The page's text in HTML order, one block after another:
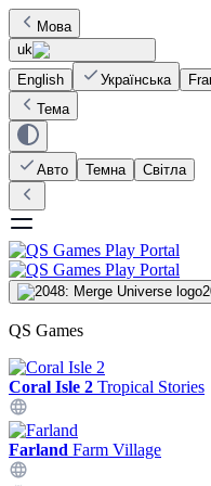
Мова
uk
English
Українська
Тема
Авто Темна Світла
QS Games
Coral Isle 2 Tropical Stories
Farland Farm Village